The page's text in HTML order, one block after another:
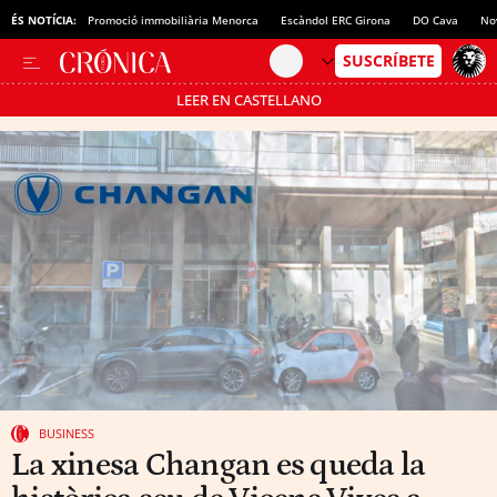
ÉS NOTÍCIA: Promoció immobiliària Menorca Escàndol ERC Girona DO Cava
LEER EN CASTELLANO
Passa’t al mode estalvi
BUSINESS
La xinesa Changan es queda la